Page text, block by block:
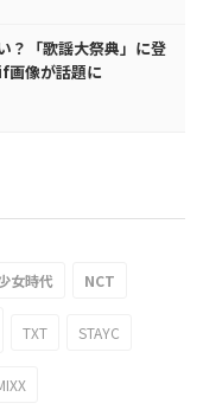
？「歌謡大祭典」に登
像が話題に
女時代 NCT
TXT STAYC